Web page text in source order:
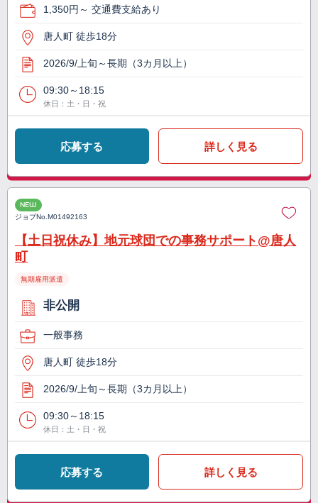
1,350円～ 交通費支給あり
唐人町 徒歩18分
2026/9/上旬～長期（3カ月以上）
09:30～18:15
休日：土・日・祝
応募する 詳しく見る
NEW
ジョブNo.M01492163
【土日祝休み】地元球団での事務サポート@唐人
町
無期雇用派遣
非公開
一般事務
唐人町 徒歩18分
2026/9/上旬～長期（3カ月以上）
09:30～18:15
休日：土・日・祝
応募する 詳しく見る